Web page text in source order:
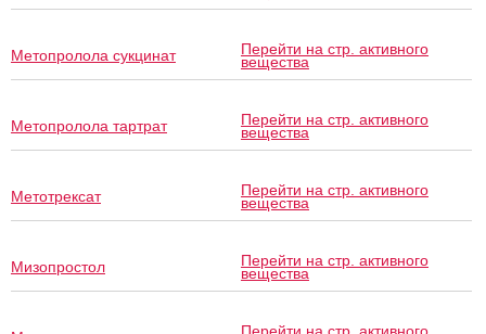
Метопролола сукцинат Перейти на стр. активного
вещества
Метопролола тартрат Перейти на стр. активного
вещества
Метотрексат Перейти на стр. активного
вещества
Мизопростол Перейти на стр. активного
вещества